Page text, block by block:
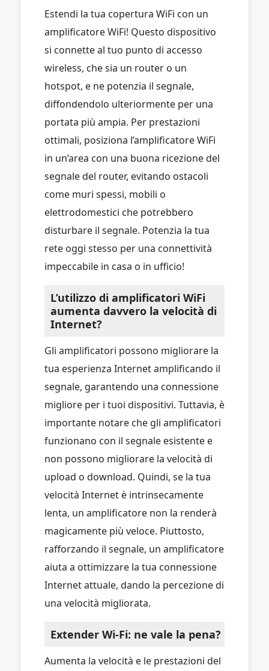
Estendi la tua copertura WiFi con un
amplificatore WiFi! Questo dispositivo
si connette al tuo punto di accesso
wireless, che sia un router o un
hotspot, e ne potenzia il segnale,
diffondendolo ulteriormente per una
portata più ampia. Per prestazioni
ottimali, posiziona l’amplificatore WiFi
in un’area con una buona ricezione del
segnale del router, evitando ostacoli
come muri spessi, mobili o
elettrodomestici che potrebbero
disturbare il segnale. Potenzia la tua
rete oggi stesso per una connettività
impeccabile in casa o in ufficio!
L’utilizzo di amplificatori WiFi
aumenta davvero la velocità di
Internet?
Gli amplificatori possono migliorare la
tua esperienza Internet amplificando il
segnale, garantendo una connessione
migliore per i tuoi dispositivi. Tuttavia, è
importante notare che gli amplificatori
funzionano con il segnale esistente e
non possono migliorare la velocità di
upload o download. Quindi, se la tua
velocità Internet è intrinsecamente
lenta, un amplificatore non la renderà
magicamente più veloce. Piuttosto,
rafforzando il segnale, un amplificatore
aiuta a ottimizzare la tua connessione
Internet attuale, dando la percezione di
una velocità migliorata.
Extender Wi-Fi: ne vale la pena?
Aumenta la velocità e le prestazioni del